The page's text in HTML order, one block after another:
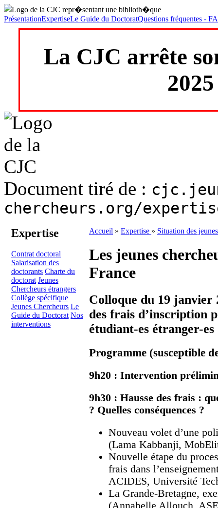
PrésentationExpertiseLe Guide du DoctoratQuestions fréquentes -
La CJC arrête
Document tiré de :
chercheurs.org/
Accueil » Expertise » Situation des
Les jeunes
France
Colloque du 19 janvier
des frais d’inscription
étudiant-es étranger-es
Programme (susceptible
9h20 : Intervention
9h30 : Hausse des frais :
? Quelles conséquences ?
Nouveau volet d’une
(Lama Kabbanji,
Nouvelle étape du
frais dans
ACIDES, Université
La Grande-Bretagne,
Expertise
Contrat doctoral
Salarisation des
doctorants Charte du
doctorat Jeunes
Chercheurs étrangers
Collège spécifique
Jeunes Chercheurs Le
Guide du Doctorat Nos
interventions